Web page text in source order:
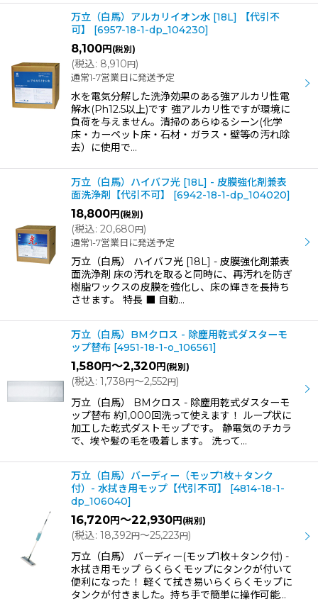
万立（白馬）アルカリイオン水 [18L] 【代引不
可】
[6957-18-1-dp_104230]
8,100円 (税別)
(税込: 8,910円)
通常1-7営業日に発送予定
水を電気分解した洗浄効果のある強アルカリ性電
解水(Ph12.5以上)です 強アルカリ性ですが環境に
負荷を与えません。清掃のあらゆるシーン(化学
床・カーペット床・石材・ガラス・壁等の汚れ除
去）に使用で…
万立（白馬）ハイバフ光 [18L] - 皮膜強化剤兼表
面洗浄剤【代引不可】
[6942-18-1-dp_104020]
18,800円 (税別)
(税込: 20,680円)
通常1-7営業日に発送予定
万立（白馬） ハイバフ光 [18L] - 皮膜強化剤兼表
面洗浄剤 床の汚れを取ると同時に、再汚れを防ぎ
樹脂ワックスの皮膜を強化し、床の輝きを長持ち
させます。 特長 ■ 自動…
万立（白馬）BMクロス - 除塵用乾式ダスターモ
ップ替布 [4951-18-1-o_106561]
1,580円～2,320円 (税別)
(税込: 1,738円～2,552円)
万立（白馬） BMクロス - 除塵用乾式ダスターモ
ップ替布 約1,000回洗って使えます！ ループ状に
加工した乾式ダストモップです。 静電気のチカラ
で、埃や髪の毛を吸着します。 洗って…
万立（白馬）バーディー（モップ1枚＋タンク
付）- 水拭き用モップ【代引不可】
[4814-18-1-
dp_106040]
16,720円～22,930円 (税別)
(税込: 18,392円～25,223円)
万立（白馬） バーディー(モップ1枚＋タンク付) -
水拭き用モップ らくらくモップにタンクが付いて
便利になった！ 軽くて拭き易いらくらくモップに
タンクが付きました。持ち手で簡単に操作可能…